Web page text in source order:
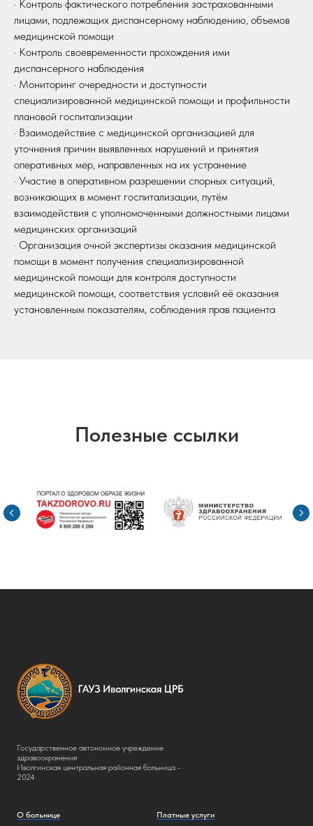
· Контроль фактического потребления застрахованными
лицами, подлежащих диспансерному наблюдению, объемов
медицинской помощи
· Контроль своевременности прохождения ими
диспансерного наблюдения
· Мониторинг очередности и доступности
специализированной медицинской помощи и профильности
плановой госпитализации
· Взаимодействие с медицинской организацией для
уточнения причин выявленных нарушений и принятия
оперативных мер, направленных на их устранение
· Участие в оперативном разрешении спорных ситуаций,
возникающих в момент госпитализации, путём
взаимодействия с уполномоченными должностными лицами
медицинских организаций
· Организация очной экспертизы оказания медицинской
помощи в момент получения специализированной
медицинской помощи для контроля доступности
медицинской помощи, соответствия условий её оказания
установленным показателям, соблюдения прав пациента
Полезные ссылки
Государственное автономное учреждение
здравоохранения
Иволгинская центральная районная больница -
2024
О больнице Платные услуги